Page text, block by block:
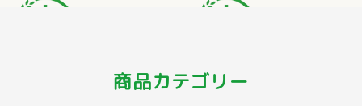
商品カテゴリー